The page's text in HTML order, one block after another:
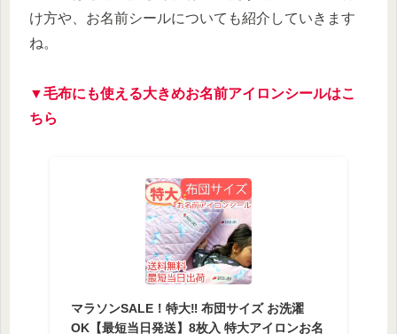
け方や、お名前シールについても紹介していきます
ね。
▼毛布にも使える大きめお名前アイロンシールはこ
ちら
マラソンSALE！特大‼ 布団サイズ お洗濯
OK【最短当日発送】8枚入 特大アイロンお名